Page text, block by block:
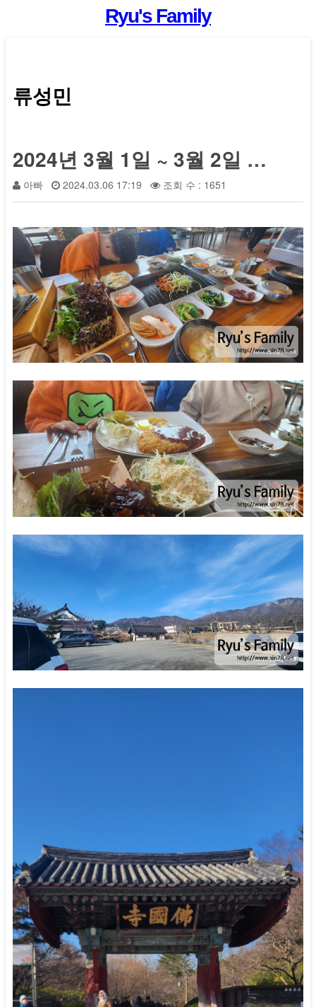
류성민
2024년 3월 1일 ~ 3월 2일 경주 여행중...
아빠 2024.03.06 17:19 조회 수 : 1651
Ryu's Family